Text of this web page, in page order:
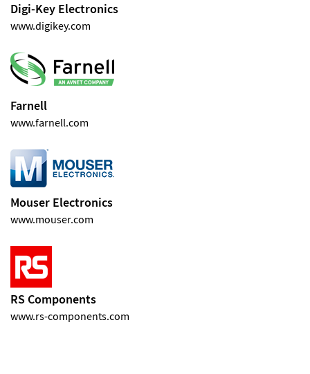
Digi-Key Electronics
www.digikey.com
Farnell
www.farnell.com
Mouser Electronics
www.mouser.com
RS Components
www.rs-components.com